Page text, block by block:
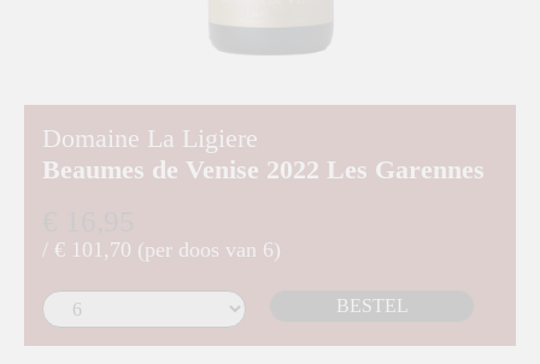
Domaine La Ligiere
Beaumes de Venise 2022 Les Garennes
/ € 101,70 (per doos van 6)
BESTEL